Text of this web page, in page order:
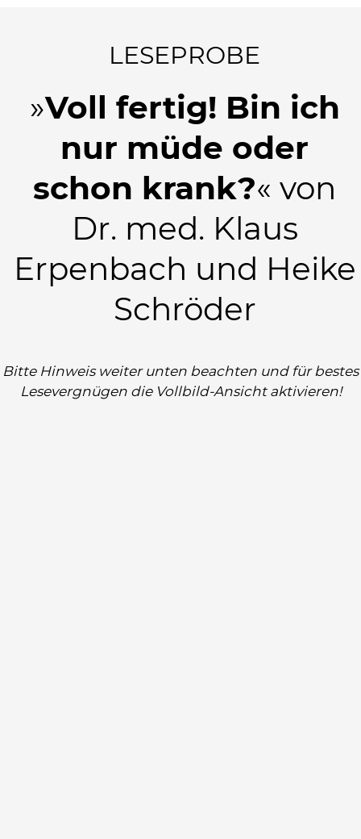
LESEPROBE
»Voll fertig! Bin ich
nur müde oder
schon krank?« von
Dr. med. Klaus
Erpenbach und Heike
Schröder
Bitte Hinweis weiter unten beachten und für bestes
Lesevergnügen die Vollbild-Ansicht aktivieren!